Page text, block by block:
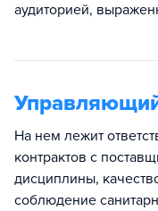
аудиторией,
На нем лежит
контрактов с
дисциплины,
соблюдение